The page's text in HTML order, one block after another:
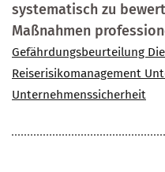
systematisch zu
Maßnahmen
Gefährdungsbeurteilung
Reiserisikomanagement
Unternehmenssicherheit